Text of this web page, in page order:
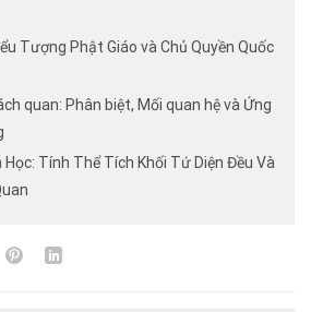
Tượng Phật Giáo và Chủ Quyền Quốc
quan: Phân biệt, Mối quan hệ và Ứng
Tính Thể Tích Khối Tứ Diện Đều Và